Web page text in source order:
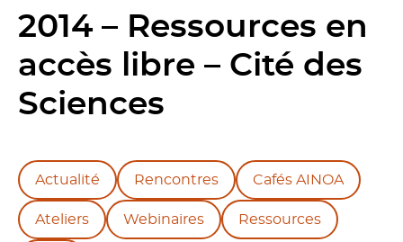
2014 – Ressources en
accès libre – Cité des
Sciences
Actualité Rencontres Cafés AINOA
Ateliers Webinaires Ressources